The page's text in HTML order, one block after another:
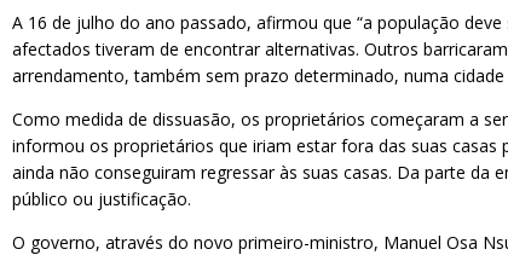
A 16 de julho do ano passado, afirmou que “a população
afectados tiveram de encontrar alternativas. Outros
arrendamento, também sem prazo determinado, numa
Como medida de dissuasão, os proprietários começaram a
informou os proprietários que iriam estar fora das suas
ainda não conseguiram regressar às suas casas. Da parte
público ou justificação.
O governo, através do novo primeiro-ministro, Manuel Osa